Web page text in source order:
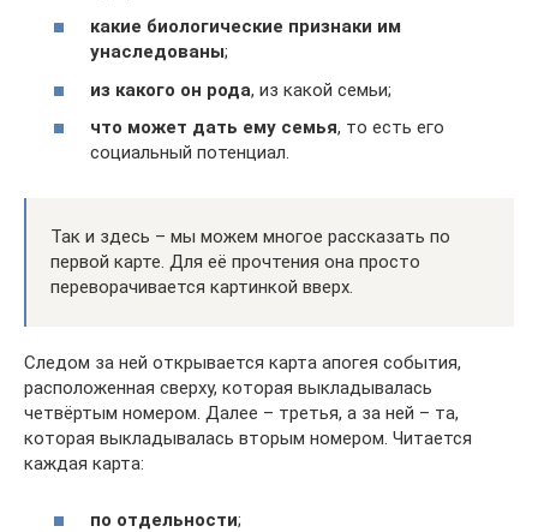
какие биологические признаки им
унаследованы;
из какого он рода, из какой семьи;
что может дать ему семья, то есть его
социальный потенциал.
Так и здесь – мы можем многое рассказать по
первой карте. Для её прочтения она просто
переворачивается картинкой вверх.
Следом за ней открывается карта апогея события,
расположенная сверху, которая выкладывалась
четвёртым номером. Далее – третья, а за ней – та,
которая выкладывалась вторым номером. Читается
каждая карта:
по отдельности;